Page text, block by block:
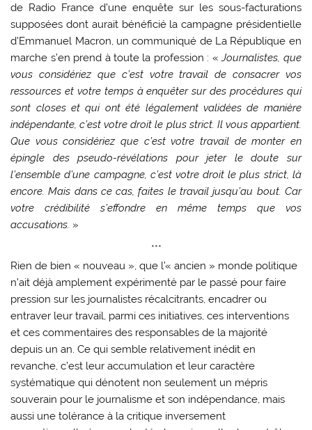
de Radio France d’une enquête sur les sous-facturations
supposées dont aurait bénéficié la campagne présidentielle
d’Emmanuel Macron, un communiqué de La République en
marche s’en prend à toute la profession : «Journalistes, que
vous considériez que c’est votre travail de consacrer vos
ressources et votre temps à enquêter sur des procédures qui
sont closes et qui ont été légalement validées de manière
indépendante, c’est votre droit le plus strict. Il vous appartient.
Que vous considériez que c’est votre travail de monter en
épingle des pseudo-révélations pour jeter le doute sur
l’ensemble d’une campagne, c’est votre droit le plus strict, là
encore. Mais dans ce cas, faites le travail jusqu’au bout. Car
votre crédibilité s’effondre en même temps que vos
accusations. »
***
Rien de bien « nouveau », que l’« ancien » monde politique
n’ait déjà amplement expérimenté par le passé pour faire
pression sur les journalistes récalcitrants, encadrer ou
entraver leur travail, parmi ces initiatives, ces interventions
et ces commentaires des responsables de la majorité
depuis un an. Ce qui semble relativement inédit en
revanche, c’est leur accumulation et leur caractère
systématique qui dénotent non seulement un mépris
souverain pour le journalisme et son indépendance, mais
aussi une tolérance à la critique inversement